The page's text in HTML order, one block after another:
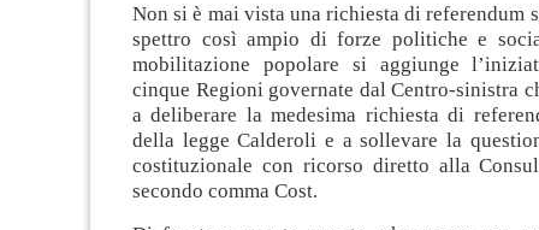
Non si è mai vista una richiesta di referendum
spettro così ampio di forze politiche e
mobilitazione popolare si aggiunge
cinque Regioni governate dal Centro-sinistra
a deliberare la medesima richiesta di
della legge Calderoli e a sollevare la
costituzionale con ricorso diretto alla
secondo comma Cost.